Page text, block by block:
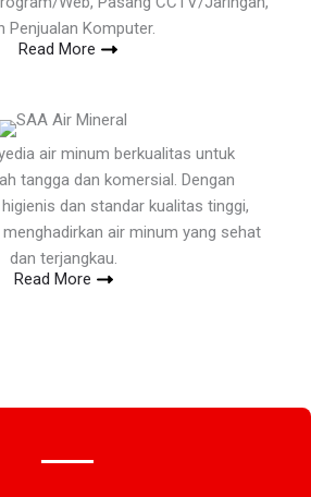
Penjualan Komputer.
Read More
air minum berkualitas untuk
tangga dan komersial. Dengan
dan standar kualitas tinggi,
air minum yang sehat
dan terjangkau.
Read More